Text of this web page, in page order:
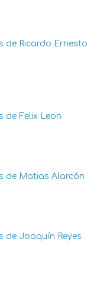
de Ricardo Ernesto
de Felix Leon
de Matias Alarcón
de Joaquín Reyes